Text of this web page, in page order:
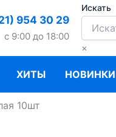
954 30 29
c 9:00 до 18:00
Искать
×
ХИТЫ НОВИНКИ
10шт